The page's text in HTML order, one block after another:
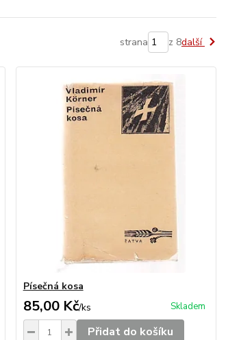
strana z 8další
Písečná kosa
85,00 Kč/ks Skladem
Přidat do košíku